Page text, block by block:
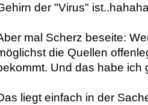
der "Virus"
mal Scherz beseite:
die Quellen
Und das habe ich
liegt einfach in der